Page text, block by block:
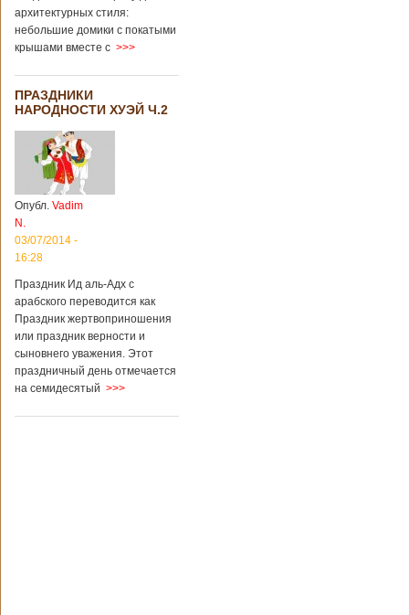
архитектурных стиля:
небольшие домики с покатыми
крышами вместе с >>>
ПРАЗДНИКИ
НАРОДНОСТИ ХУЭЙ Ч.2
Опубл. Vadim
N.
03/07/2014 -
16:28
Праздник Ид аль-Адх с
арабского переводится как
Праздник жертвоприношения
или праздник верности и
сыновнего уважения. Этот
праздничный день отмечается
на семидесятый >>>